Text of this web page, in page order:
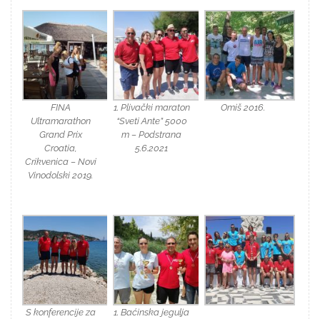
FINA
Ultramarathon
Grand Prix
Croatia,
Crikvenica – Novi
Vinodolski 2019.
1. Plivački maraton
“Sveti Ante” 5000
m – Podstrana
5.6.2021
Omiš 2016.
S konferencije za
1. Baćinska jegulja